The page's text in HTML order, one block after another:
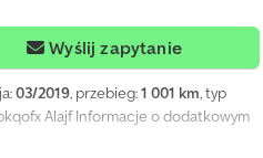
Wyślij zapytanie
03/2019, przebieg:1 001 km, typ
Alajf Informacje o dodatkowym